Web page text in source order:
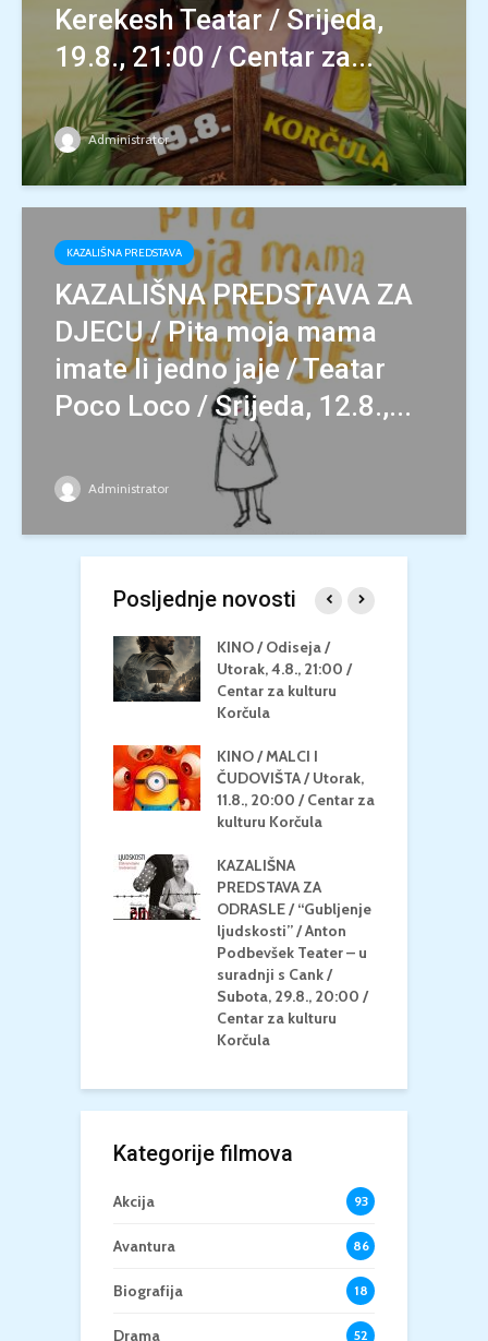
Kerekesh Teatar / Srijeda,
19.8., 21:00 / Centar za...
Administrator
KAZALIŠNA PREDSTAVA
KAZALIŠNA PREDSTAVA ZA
DJECU / Pita moja mama
imate li jedno jaje / Teatar
Poco Loco / Srijeda, 12.8.,...
Administrator
Posljednje novosti
KINO / Odiseja /
Utorak, 4.8., 21:00 /
Centar za kulturu
Korčula
KINO / MALCI I
ČUDOVIŠTA / Utorak,
11.8., 20:00 / Centar za
kulturu Korčula
KAZALIŠNA
PREDSTAVA ZA
ODRASLE / “Gubljenje
ljudskosti” / Anton
Podbevšek Teater – u
suradnji s Cank /
Subota, 29.8., 20:00 /
Centar za kulturu
Korčula
Kategorije filmova
Akcija 93
Avantura 86
Biografija 18
Drama 52